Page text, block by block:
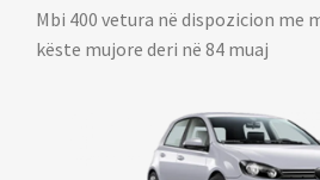
Mbi 400 vetura në dispozicion me
këste mujore deri në 84 muaj